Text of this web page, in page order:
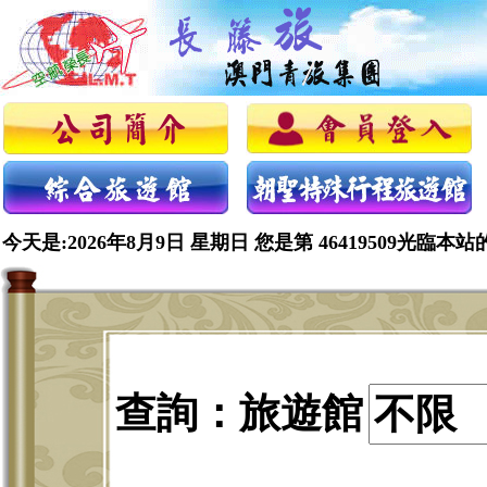
今天是:2026年8月9日 星期日 您是第 46419509光臨本站
查詢：旅遊館